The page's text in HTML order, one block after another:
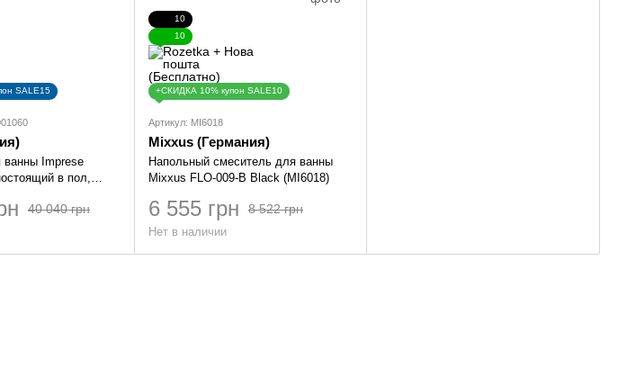
SALE15
Imprese
в пол,
40 040 грн
10
10
+СКИДКА 10% купон SALE10
Артикул: MI6018
Mixxus (Германия)
Напольный смеситель для ванны
Mixxus FLO-009-B Black (MI6018)
8 522 грн
6 555 грн
Нет в наличии